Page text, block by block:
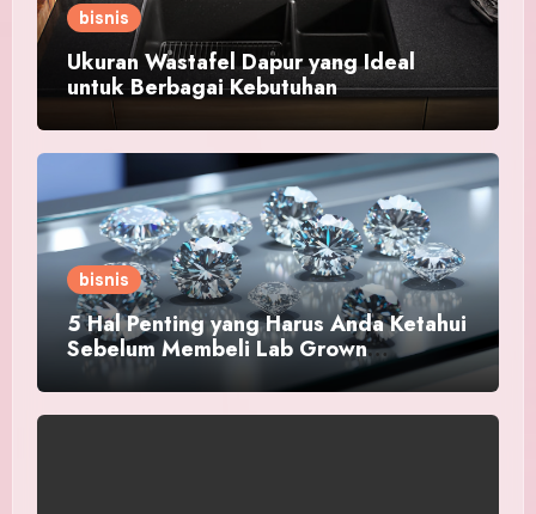
bisnis
Ukuran Wastafel Dapur yang Ideal
untuk Berbagai Kebutuhan
bisnis
5 Hal Penting yang Harus Anda Ketahui
Sebelum Membeli Lab Grown
Diamond!